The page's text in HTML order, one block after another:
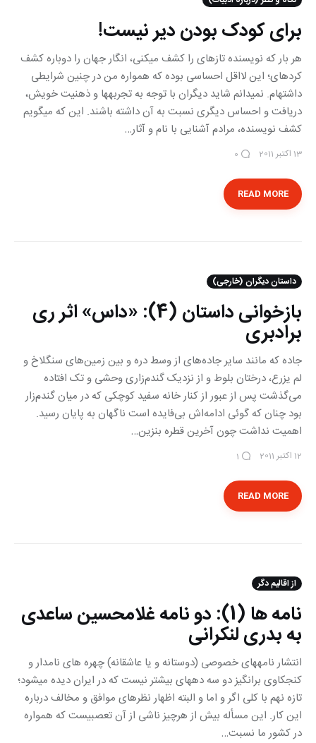
برای کودک بودن دیر نیست!
هر بار كه نویسنده تازه‎ای را كشف می‎كنی، انگار جهان را دوباره كشف
كرده‎ای؛ این لااقل احساسی بوده كه همواره من در چنین شرایطی
داشته‎ام. نمی‎دانم شاید دیگران با توجه به تجربه‎ها و ذهنیت خویش،
دریافت و احساس دیگری نسبت به آن داشته باشند. این كه می‎گویم
كشف نویسنده، مرادم آشنایی با نام و آثار…
13 اکتبر 2011 0
READ MORE
داستان ديگران (خارجی)
بازخوانی داستان (4): «داس» اثر ری
برادبری
جاده که مانند سایر جاده‌های از وسط دره و بین زمین‌های سنگلاخ و
لم یزرع، درختان بلوط و از نزدیک گندم‌زاری وحشی و تک افتاده
می‌‌گذشت پس از عبور از کنار خانه سفید کوچکی که در میان گندم‌زار
بود چنان‌ که گوئی ادامه‌اش بی‌فایده است ناگهان به پایان رسید.
اهمیت نداشت چون آخرین قطره بنزین…
12 اکتبر 2011 1
READ MORE
از اقالیم دگر
نامه ها (1): دو نامه غلامحسین ساعدی
به بدری لنکرانی
انتشار نامه‎های خصوصی (دوستانه و یا عاشقانه) چهره های نامدار و
کنجکاوی برانگیز دو سه دهه‎ای بیشتر نیست که در ایران دیده می‎شود؛
تازه نهم با کلی اگر و اما و البته اظهار نظرهای موافق و مخالف درباره
این کار. این مسأله بیش از هرچیز ناشی از آن تعصبی‎ست که همواره
در کشور ما نسبت…